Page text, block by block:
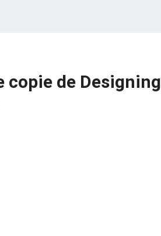
copie de Designing